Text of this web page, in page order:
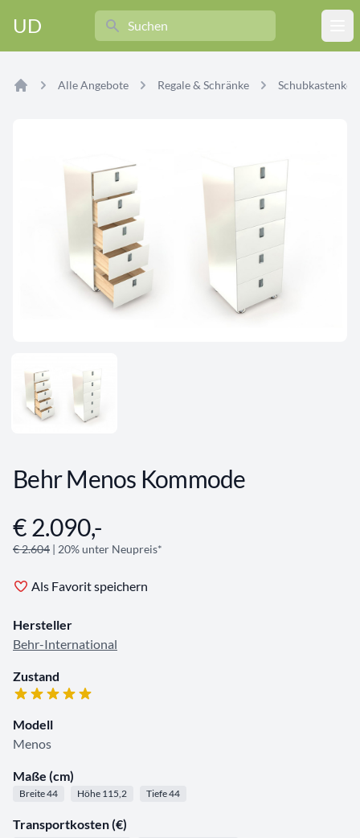
UD
Search
Alle Angebote Regale & Schränke
Behr Menos Kommode
Angebotsinformationen
€ 2.090,-
€ 2.604 | 20% unter Neupreis*
Als Favorit speichern
Hersteller
Behr-International
Zustand
Modell
Menos
Maße (cm)
Breite 44 Höhe 115,2 Tiefe 44
Transportkosten (€)